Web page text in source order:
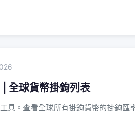
全球貨幣掛鉤列表
具。查看全球所有掛鉤貨幣的掛鉤匯